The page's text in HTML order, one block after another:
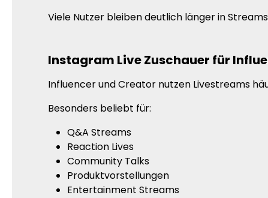
Viele Nutzer bleiben deutlich länger in
Instagram Live Zuschauer für
Influencer und Creator nutzen Livestreams
Besonders beliebt für:
Q&A Streams
Reaction Lives
Community Talks
Produktvorstellungen
Entertainment Streams